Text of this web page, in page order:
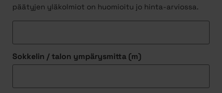
päätyjen yläkolmiot on huomioitu jo hinta-arviossa.
Sokkelin / talon ympärysmitta (m)